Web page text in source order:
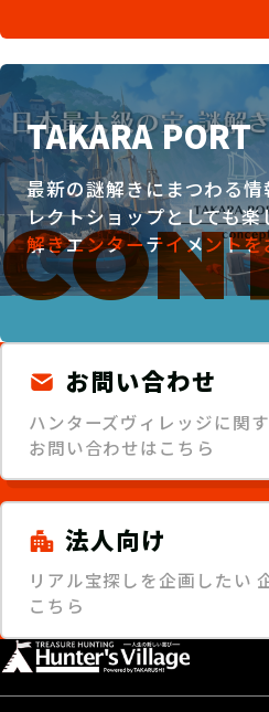
TAKARA PORT
最新の謎解きにまつわる
レクトショップとしても楽
解きエンターテイメント
お問い合わせ
ハンターズヴィレッジに関
お問い合わせはこちら
法人向け
リアル宝探しを企画したい
こちら